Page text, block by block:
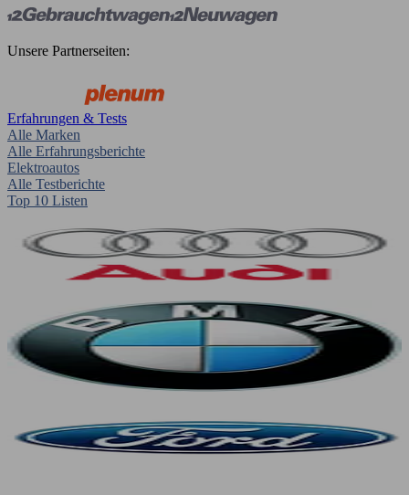
Unsere Partnerseiten:
Erfahrungen & Tests
Alle Marken
Alle Erfahrungsberichte
Elektroautos
Alle Testberichte
Top 10 Listen